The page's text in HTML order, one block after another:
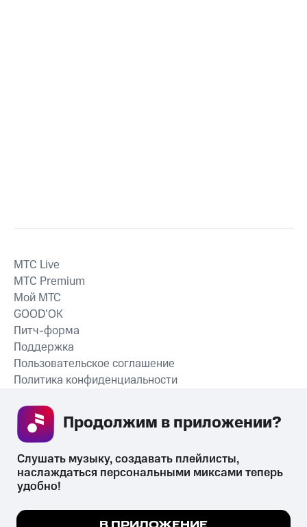
СКАЧАТЬ ПРИЛОЖЕНИЕ
MTС Live
MTС Premium
Мой МТС
GOOD’OK
Питч-форма
Поддержка
Пользовательское соглашение
Политика конфиденциальности
психотропных веществ, их аналогов причиняет вред здоровью,
Мы используем куки, чтобы на сайте все
Слушать музыку, создавать плейлисты,
наслаждаться персональными миксами теперь
удобно!